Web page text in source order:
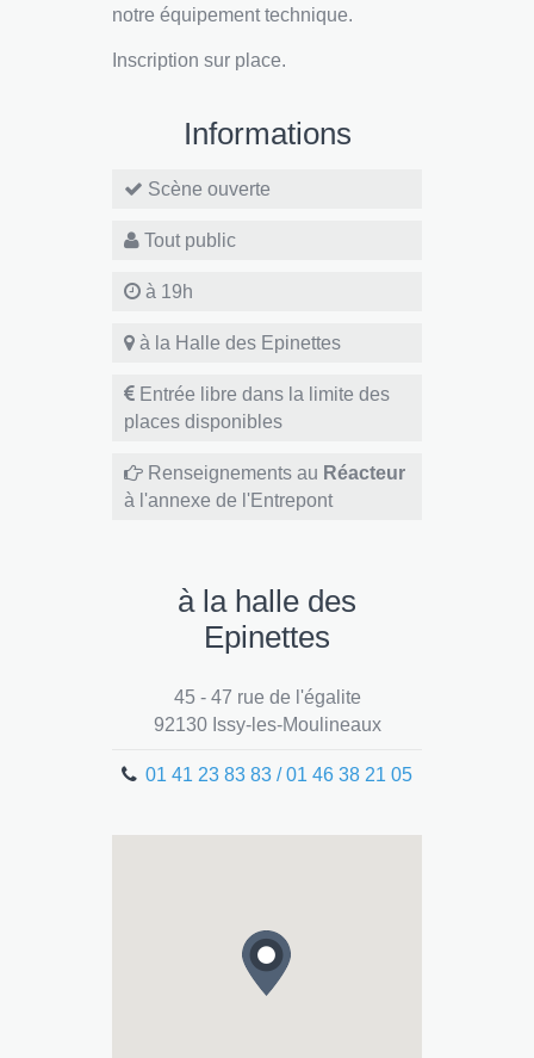
notre équipement technique.
Inscription sur place.
Informations
Scène ouverte
Tout public
à 19h
à la Halle des Epinettes
Entrée libre dans la limite des
places disponibles
Renseignements au Réacteur
à l'annexe de l'Entrepont
à la halle des
Epinettes
45 - 47 rue de l'égalite
92130 Issy-les-Moulineaux
01 41 23 83 83 / 01 46 38 21 05